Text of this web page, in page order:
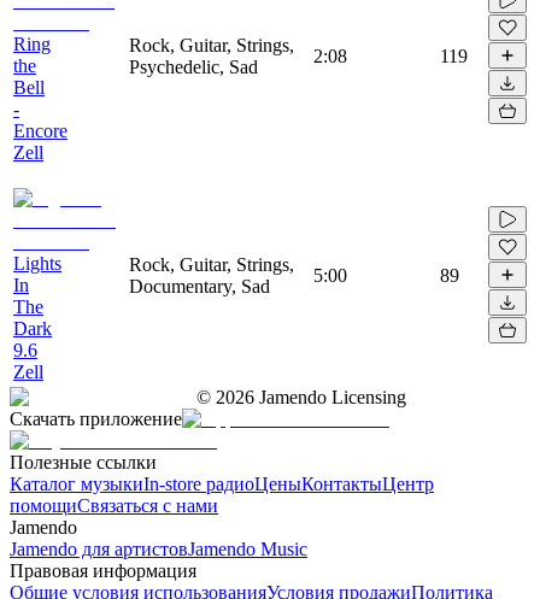
Ring
the
Bell
-
Encore
Zell
Rock, Guitar, Strings,
Psychedelic, Sad
2:08 119
Lights
In
The
Dark
9.6
Zell
Rock, Guitar, Strings,
Documentary, Sad
5:00 89
© 2026 Jamendo Licensing
Скачать приложение
Полезные ссылки
Каталог музыкиIn-store радиоЦеныКонтактыЦентр
помощиСвязаться с нами
Jamendo
Jamendo для артистовJamendo Music
Правовая информация
Общие условия использованияУсловия продажиПолитика